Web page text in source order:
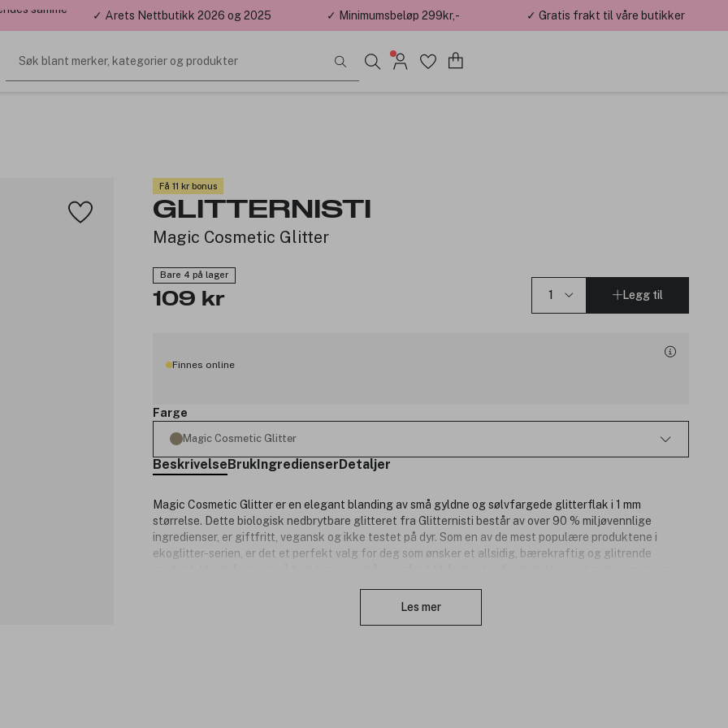
samme ✓ Årets Nettbutikk 2026 og 2025 ✓ Minimumsbeløp 299kr,- ✓ Gratis frakt til våre butikker
Søk blant merker, kategorier og produkter
Få 11 kr bonus
GLITTERNISTI
Magic Cosmetic Glitter
Bare 4 på lager
109 kr Legg til
Finnes online
Farge
Magic Cosmetic Glitter
BeskrivelseBrukIngredienserDetaljer
Magic Cosmetic Glitter er en elegant blanding av små gyldne og sølvfargede glitterflak i 1 mm
størrelse. Dette biologisk nedbrytbare glitteret fra Glitternisti består av over 90 % miljøvennlige
ingredienser, er giftfritt, vegansk og ikke testet på dyr. Som en av de mest populære produktene i
ekoglitter-serien, er det et perfekt valg for deg som ønsker et allsidig, bærekraftig og glitrende
Les mer